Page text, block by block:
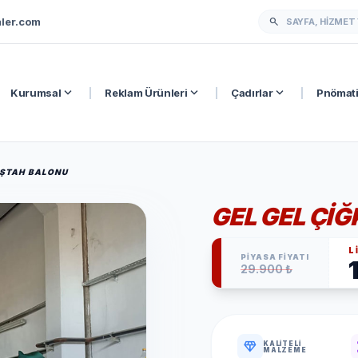
search
Kurumsal expand_more Reklam Ürünleri expand_more Çadırlarexpand_more
BALONU
GEL GEL
PİYASA FİYATI
29.900 ₺
diamond
KALITELI
MALZEME